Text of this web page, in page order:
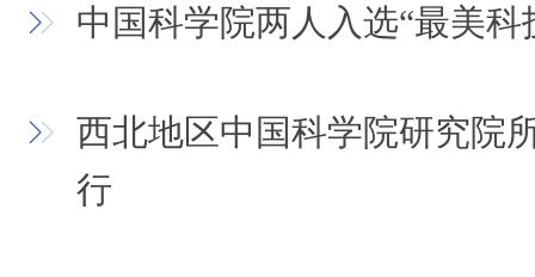
中国科学院两人入选“最美科
西北地区中国科学院研究院
行